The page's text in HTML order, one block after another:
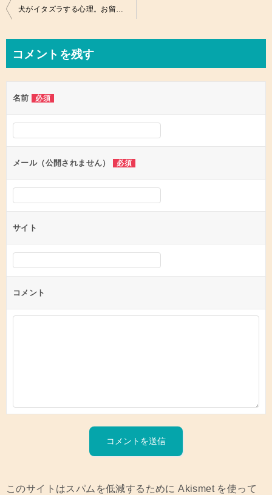
投
ビ
ゲ
ー
シ
ン
犬がイタズラする心理。お留守番時のイタズラ防止策は？
コメントを残す
名前 必須
メール（公開されません） 必須
サイト
コメント
このサイトはスパムを低減するために Akismet を使って